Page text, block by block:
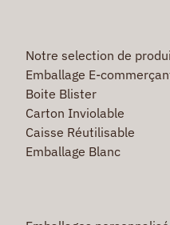
Notre selection de
Emballage E-
Boite Blister
Carton Inviolable
Caisse Réutilisable
Emballage Blanc